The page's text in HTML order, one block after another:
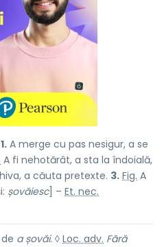
1. A merge cu pas nesigur, a se
A fi nehotărât, a sta la îndoială,
a căuta pretexte. 3. Fig. A
șovăiesc] – Et. nec.
a șovăi. ◊ Loc. adv. Fără